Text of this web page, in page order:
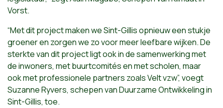
Vorst.
“Met dit project maken we Sint-Gillis opnieuw een stukje
groener en zorgen we zo voor meer leefbare wijken. De
sterkte van dit project ligt ook in de samenwerking met
de inwoners, met buurtcomités en met scholen, maar
ook met professionele partners zoals Velt vzw”, voegt
Suzanne Ryvers, schepen van Duurzame Ontwikkeling in
Sint-Gillis, toe.